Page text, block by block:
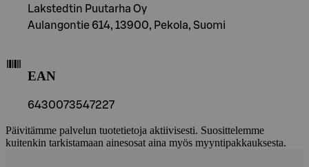
Lakstedtin Puutarha Oy
Aulangontie 614, 13900, Pekola, Suomi
EAN
6430073547227
Päivitämme palvelun tuotetietoja aktiivisesti. Suosittelemme
kuitenkin tarkistamaan ainesosat aina myös myyntipakkauksesta.